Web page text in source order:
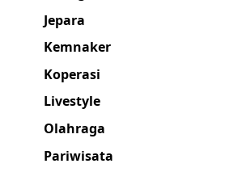
Jepara
Kemnaker
Koperasi
Livestyle
Olahraga
Pariwisata